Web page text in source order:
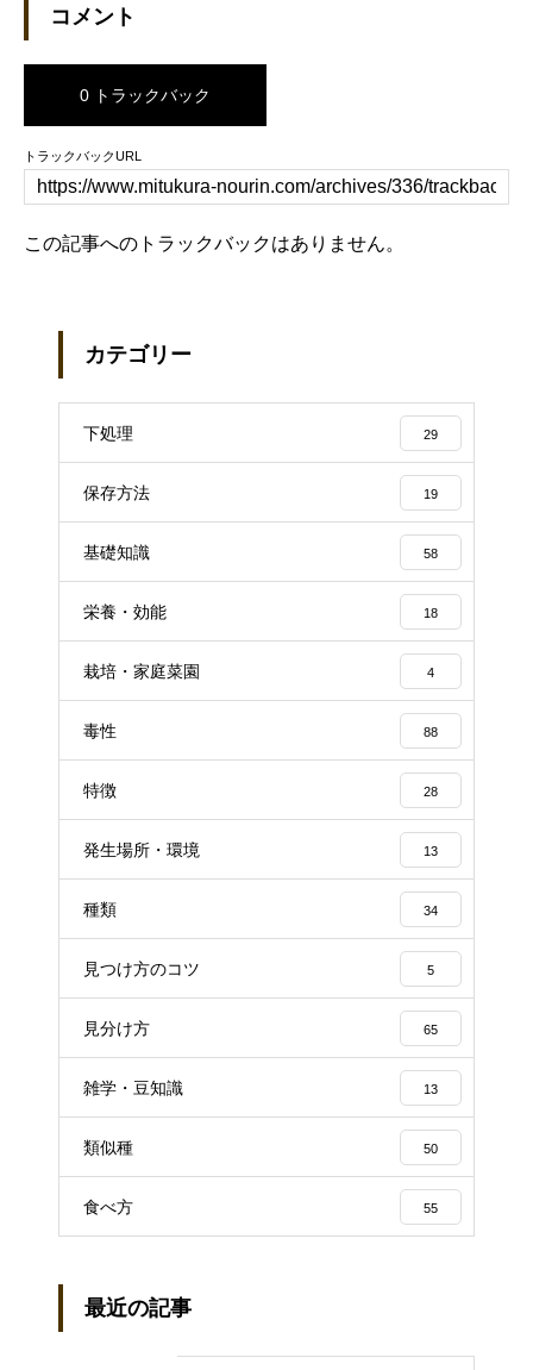
コメント
0 トラックバック
トラックバックURL
この記事へのトラックバックはありません。
カテゴリー
下処理 29
保存方法 19
基礎知識 58
栄養・効能 18
栽培・家庭菜園 4
毒性 88
特徴 28
発生場所・環境 13
種類 34
見つけ方のコツ 5
見分け方 65
雑学・豆知識 13
類似種 50
食べ方 55
最近の記事